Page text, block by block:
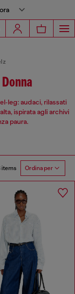
audaci, rilassati
ispirata agli archivi
paura.
items Ordina per